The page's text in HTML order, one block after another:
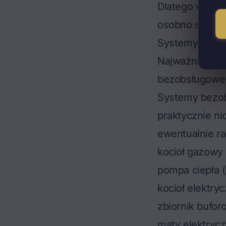
Dlatego w
osobno
Systemy
Systemy
praktycznie
ewentualnie
kocioł gazowy
pompa
kocioł
zbiornik